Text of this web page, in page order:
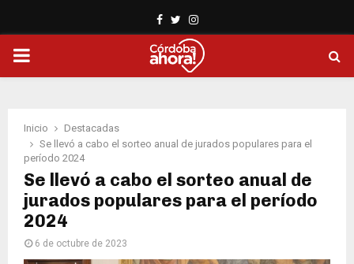
Facebook
TwitterInstagram
PRIMARY
Inicio
Destacadas
Se llevó a cabo el sorteo anual de jurados populares para el
período 2024
Se llevó a cabo el sorteo anual de
jurados populares para el período
2024
6 de octubre de 2023